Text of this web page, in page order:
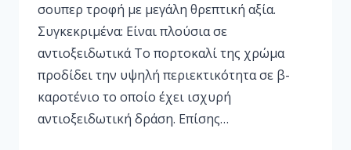
σουπερ τροφή με μεγάλη θρεπτική αξία.
Συγκεκριμένα: Είναι πλούσια σε
αντιοξειδωτικά Το πορτοκαλί της χρώμα
προδίδει την υψηλή περιεκτικότητα σε β-
καροτένιο το οποίο έχει ισχυρή
αντιοξειδωτική δράση. Επίσης…